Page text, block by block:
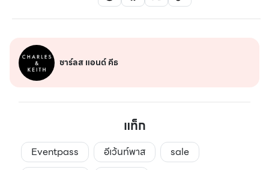
ชาร์ลส แอนด์ คีธ
แท็ก
Eventpass อีเว้นท์พาส
sale